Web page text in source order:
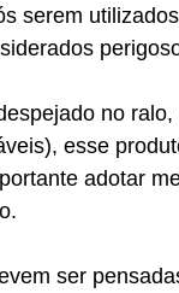
serem
no
esse
adotar
ser